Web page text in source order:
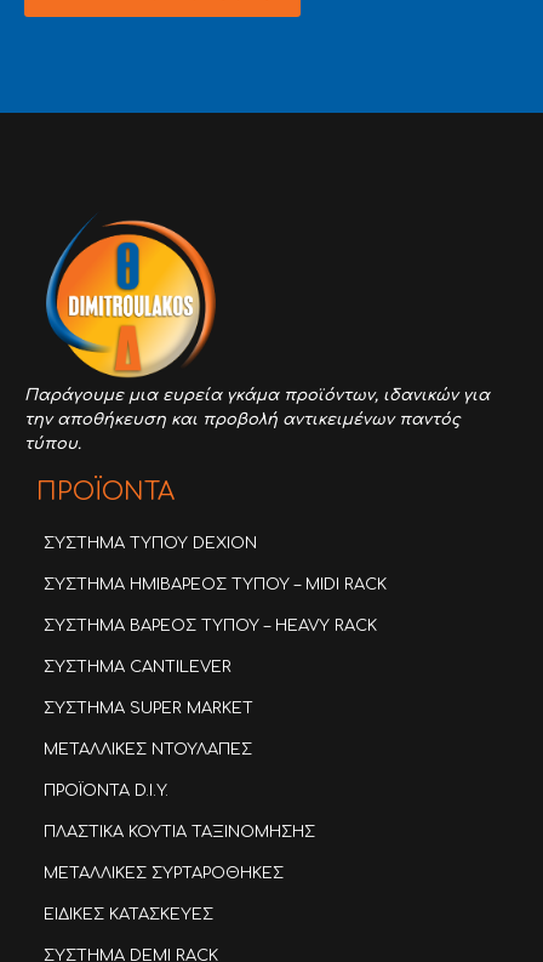
Παράγουμε μια ευρεία γκάμα προϊόντων, ιδανικών για
την αποθήκευση και προβολή αντικειμένων παντός
τύπου.
ΠΡΟΪΟΝΤΑ
ΣΥΣΤΗΜΑ ΤΥΠΟΥ DEXION
ΣΥΣΤΗΜΑ ΗΜΙΒΑΡΕΟΣ ΤΥΠΟΥ – MIDI RACK
ΣΥΣΤΗΜΑ ΒΑΡΕΟΣ ΤΥΠΟΥ – HEAVY RACK
ΣΥΣΤΗΜΑ CANTILEVER
ΣΥΣΤΗΜΑ SUPER MARKET
ΜΕΤΑΛΛΙΚΕΣ ΝΤΟΥΛΑΠΕΣ
ΠΡΟΪΟΝΤΑ D.I.Y.
ΠΛΑΣΤΙΚΑ ΚΟΥΤΙΑ ΤΑΞΙΝΟΜΗΣΗΣ
ΜΕΤΑΛΛΙΚΕΣ ΣΥΡΤΑΡΟΘΗΚΕΣ
ΕΙΔΙΚΕΣ ΚΑΤΑΣΚΕΥΕΣ
ΣΥΣΤΗΜΑ DEMI RACK